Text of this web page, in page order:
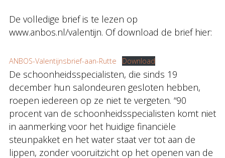
De volledige brief is te lezen op
www.anbos.nl/valentijn. Of download de brief hier:
ANBOS-Valentijnsbrief-aan-Rutte Download
De schoonheidsspecialisten, die sinds 19
december hun salondeuren gesloten hebben,
roepen iedereen op ze niet te vergeten. “90
procent van de schoonheidsspecialisten komt niet
in aanmerking voor het huidige financiële
steunpakket en het water staat ver tot aan de
lippen, zonder vooruitzicht op het openen van de